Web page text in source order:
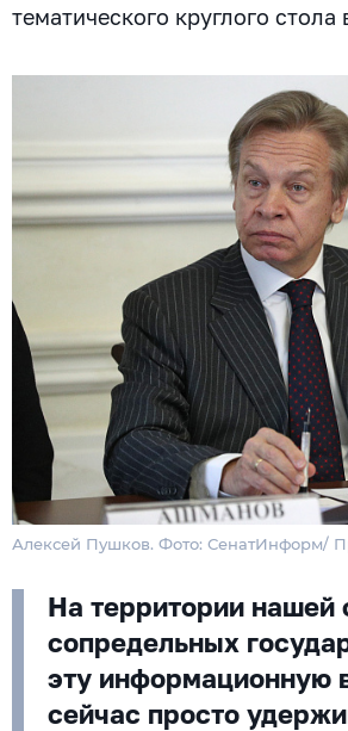
тематического круглого
Алексей Пушков. Фото: СенатИнформ/
На территории нашей
сопредельных
эту информационную
сейчас просто